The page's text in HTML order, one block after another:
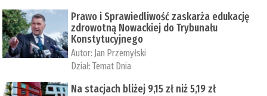
Prawo i Sprawiedliwość zaskarża edukację
zdrowotną Nowackiej do Trybunału
Konstytucyjnego
Autor: Jan Przemyłski
Dział:Temat Dnia
Na stacjach bliżej 9,15 zł niż 5,19 zł